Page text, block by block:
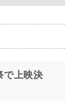
で上映決